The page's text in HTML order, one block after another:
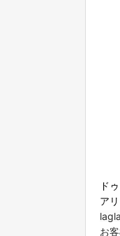
ド
ア
お